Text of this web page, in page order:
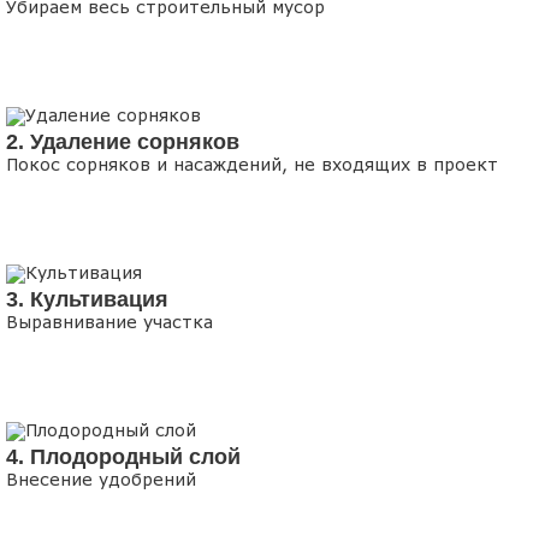
Убираем весь строительный мусор
2. Удаление сорняков
Покос сорняков и насаждений, не входящих в проект
3. Культивация
Выравнивание участка
4. Плодородный слой
Внесение удобрений